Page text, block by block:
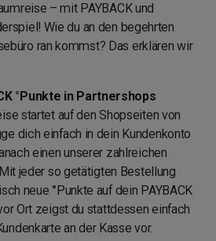
– mit PAYBACK und
Wie du an den begehrten
ran kommst? Das erklären wir
°Punkte in Partnershops
startet auf den Shopseiten von
dich einfach in dein Kundenkonto
einen unserer zahlreichen
jeder so getätigten Bestellung
neue °Punkte auf dein PAYBACK
Ort zeigst du stattdessen einfach
an der Kasse vor.